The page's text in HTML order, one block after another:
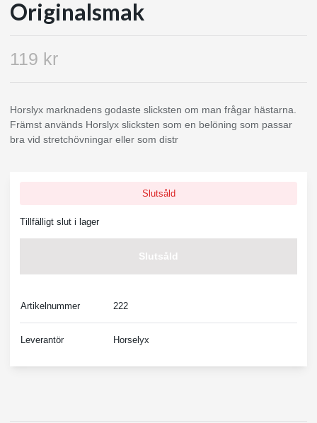
Originalsmak
119 kr
Horslyx marknadens godaste slicksten om man frågar hästarna.
Främst används Horslyx slicksten som en belöning som passar
bra vid stretchövningar eller som distr
Slutsåld
Tillfälligt slut i lager
Slutsåld
Artikelnummer 222
Leverantör Horselyx